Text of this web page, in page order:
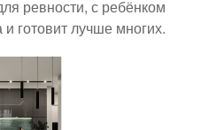
ревности, с ребёнком
готовит лучше многих.